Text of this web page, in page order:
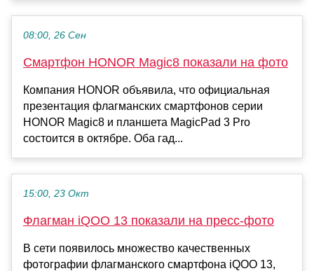
08:00, 26 Сен
Смартфон HONOR Magic8 показали на фото
Компания HONOR объявила, что официальная
презентация флагманских смартфонов серии
HONOR Magic8 и планшета MagicPad 3 Pro
состоится в октябре. Оба гад...
15:00, 23 Окт
Флагман iQOO 13 показали на пресс-фото
В сети появилось множество качественных
фотографии флагманского смартфона iQOO 13,